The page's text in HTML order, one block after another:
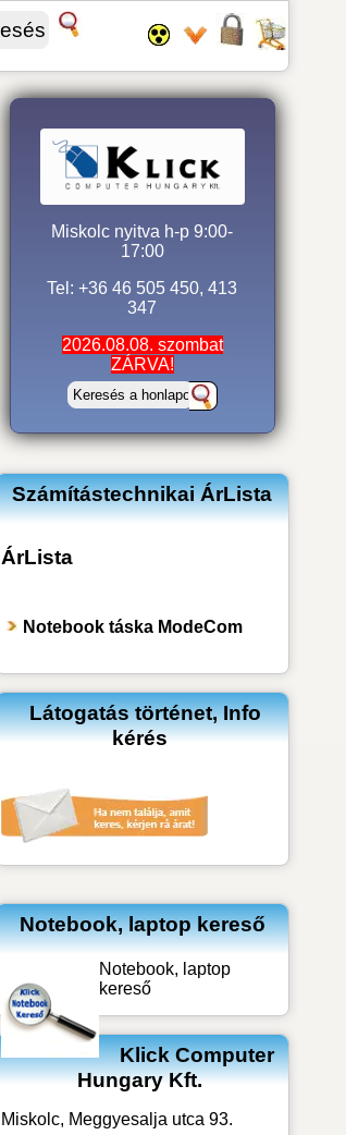
Miskolc nyitva h-p 9:00-
17:00
Tel: +36 46 505 450, 413
347
2026.08.08. szombat
ZÁRVA!
Számítástechnikai ÁrLista
ÁrLista
Notebook táska ModeCom
Látogatás történet, Info
kérés
Notebook, laptop kereső
Notebook, laptop
kereső
Klick Computer
Hungary Kft.
Miskolc, Meggyesalja utca 93.